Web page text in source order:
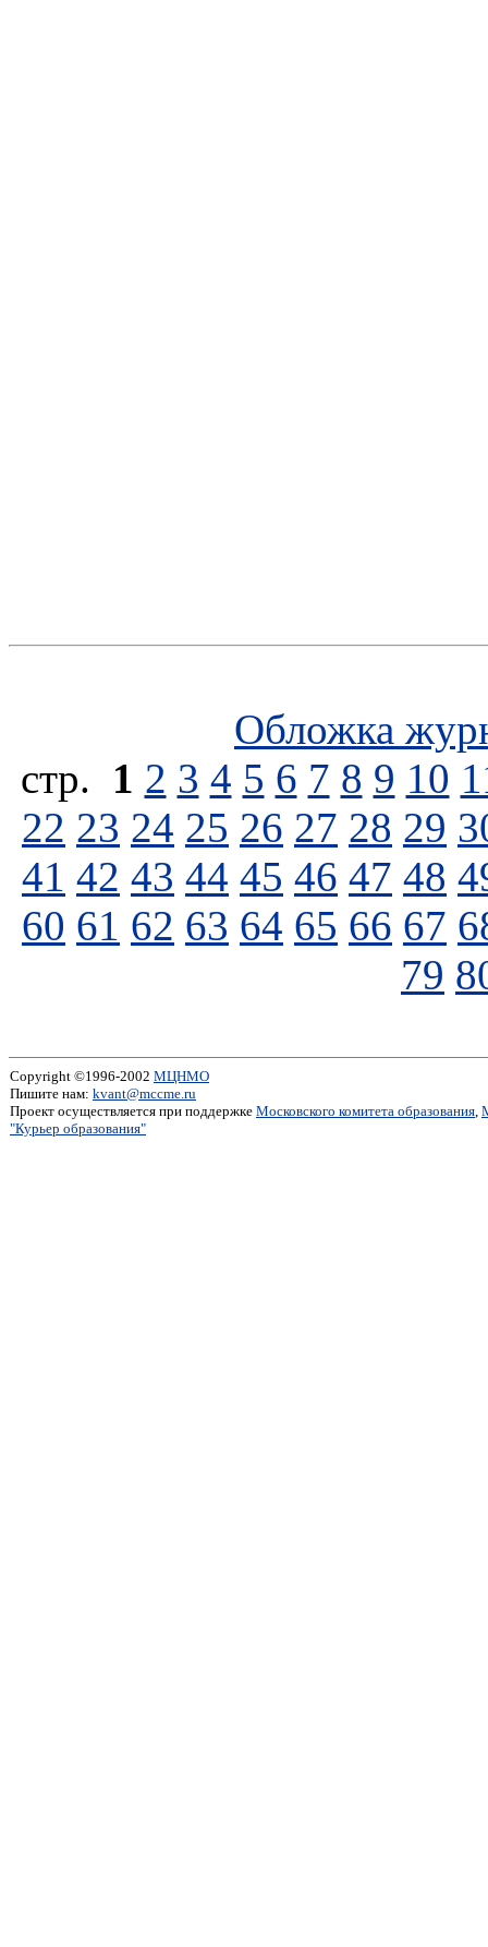
Обложка
стp. 1 2 3 4 5 6 7 8 9 10
22 23 24 25 26 27 28 29
41 42 43 44 45 46 47 48
60 61 62 63 64 65 66 67
79
Copyright ©1996-2002 МЦНМО
Пишите нам: kvant@mccme.ru
Проект осуществляется при поддержке Московского комитета образования,
"Курьер образования"